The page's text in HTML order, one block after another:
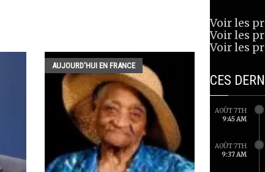
AUJOURD'HUI EN FRANCE
Voir les
Voir les
Voir les
CES
AOÛT 7TH
9:45 AM
AOÛT 7TH
9:37 AM